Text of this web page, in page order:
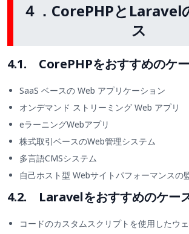
４．CorePHPとLaravel
ス
4.1. CorePHPをおすすめのケ
SaaS ベースの Web アプリケーション
オンデマンド ストリーミング Web アプリ
eラーニングWebアプリ
株式取引ベースのWeb管理システム
多言語CMSシステム
自己ホスト型 Webサイトパフォーマンスの
4.2. Laravelをおすすめのケー
コードのカスタムスクリプトを使用したウ